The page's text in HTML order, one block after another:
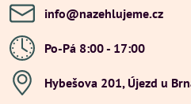
info​@nazehlujeme​.cz
Po-Pá 8:00 - 17:00
Hybešova 201, Újezd u